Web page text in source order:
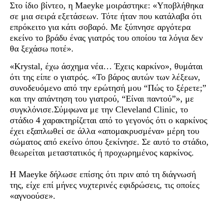
Στο ίδιο βίντεο, η Maeyke μοιράστηκε: «Υποβλήθηκα
σε μια σειρά εξετάσεων. Τότε ήταν που κατάλαβα ότι
επρόκειτο για κάτι σοβαρό. Με ξύπνησε αργότερα
εκείνο το βράδυ ένας γιατρός του οποίου τα λόγια δεν
θα ξεχάσω ποτέ».
«Krystal, έχω άσχημα νέα… Έχεις καρκίνο», θυμάται
ότι της είπε ο γιατρός. «Το βάρος αυτών των λέξεων,
συνοδευόμενο από την ερώτησή μου “Πώς το ξέρετε;”
και την απάντηση του γιατρού, “Είναι παντού”», με
συγκλόνισε.Σύμφωνα με την Cleveland Clinic, το
στάδιο 4 χαρακτηρίζεται από το γεγονός ότι ο καρκίνος
έχει εξαπλωθεί σε άλλα «απομακρυσμένα» μέρη του
σώματος από εκείνο όπου ξεκίνησε. Σε αυτό το στάδιο,
θεωρείται μεταστατικός ή προχωρημένος καρκίνος.
Η Maeyke δήλωσε επίσης ότι πριν από τη διάγνωσή
της, είχε επί μήνες νυχτερινές εφιδρώσεις, τις οποίες
«αγνοούσε».